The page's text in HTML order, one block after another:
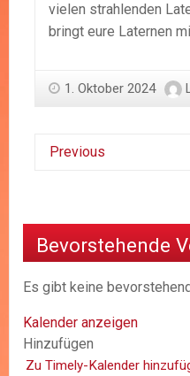
vielen strahlenden
bringt eure Laternen
1. Oktober 2024
Previous
Bevorstehende
Es gibt keine
Kalender anzeigen
Hinzufügen
Zu Timely-Kalender